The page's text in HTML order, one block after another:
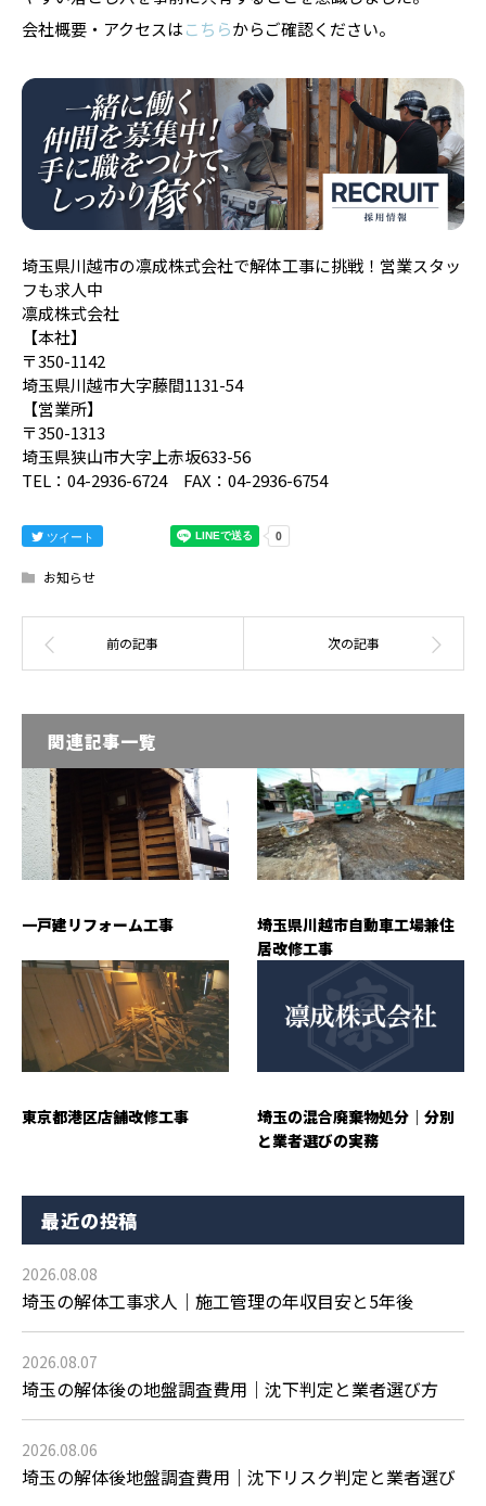
会社概要・アクセスはこちらからご確認ください。
埼玉県川越市の凛成株式会社で解体工事に挑戦！営業スタッ
フも求人中
凛成株式会社
【本社】
〒350-1142
埼玉県川越市大字藤間1131-54
【営業所】
〒350-1313
埼玉県狭山市大字上赤坂633-56
TEL：04-2936-6724 FAX：04-2936-6754
ツイート
お知らせ
関連記事一覧
一戸建リフォーム工事
埼玉県川越市自動車工場兼住
居改修工事
東京都港区店舗改修工事
埼玉の混合廃棄物処分｜分別
と業者選びの実務
最近の投稿
2026.08.08
埼玉の解体工事求人｜施工管理の年収目安と5年後
2026.08.07
埼玉の解体後の地盤調査費用｜沈下判定と業者選び方
2026.08.06
埼玉の解体後地盤調査費用｜沈下リスク判定と業者選び